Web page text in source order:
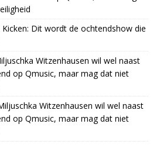
Kicken: Dit wordt de ochtendshow die
Witzenhausen wil wel naast
op Qmusic, maar mag dat niet
Witzenhausen wil wel naast
op Qmusic, maar mag dat niet